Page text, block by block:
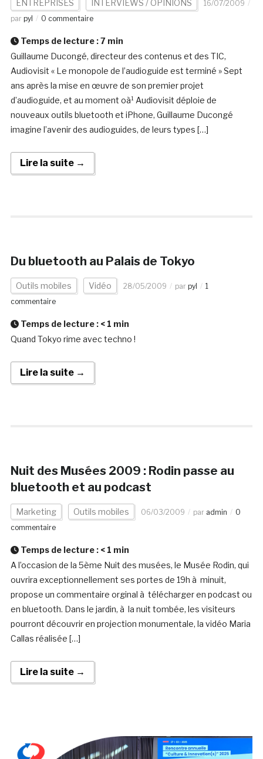
ENTREPRISES INTERVIEWS / OPINIONS
16/07/2009
par pyl 0 commentaire
Temps de lecture :7 min
Guillaume Ducongé, directeur des contenus et des TIC,
Audiovisit « Le monopole de l’audioguide est terminé » Sept
ans après la mise en œuvre de son premier projet
d’audioguide, et au moment oà¹ Audiovisit déploie de
nouveaux outils bluetooth et iPhone, Guillaume Ducongé
imagine l’avenir des audioguides, de leurs types […]
Lire la suite →
Du bluetooth au Palais de Tokyo
Outils mobiles Vidéo 28/05/2009 par pyl
1
commentaire
Temps de lecture : < 1 min
Quand Tokyo rime avec techno !
Lire la suite →
Nuit des Musées 2009 : Rodin passe au
bluetooth et au podcast
Marketing Outils mobiles 06/03/2009 par admin
0
commentaire
Temps de lecture : < 1 min
A l’occasion de la 5ème Nuit des musées, le Musée Rodin, qui
ouvrira exceptionnellement ses portes de 19h à minuit,
propose un commentaire orginal à télécharger en podcast ou
en bluetooth. Dans le jardin, à la nuit tombée, les visiteurs
pourront découvrir en projection monumentale, la vidéo Maria
Callas réalisée […]
Lire la suite →